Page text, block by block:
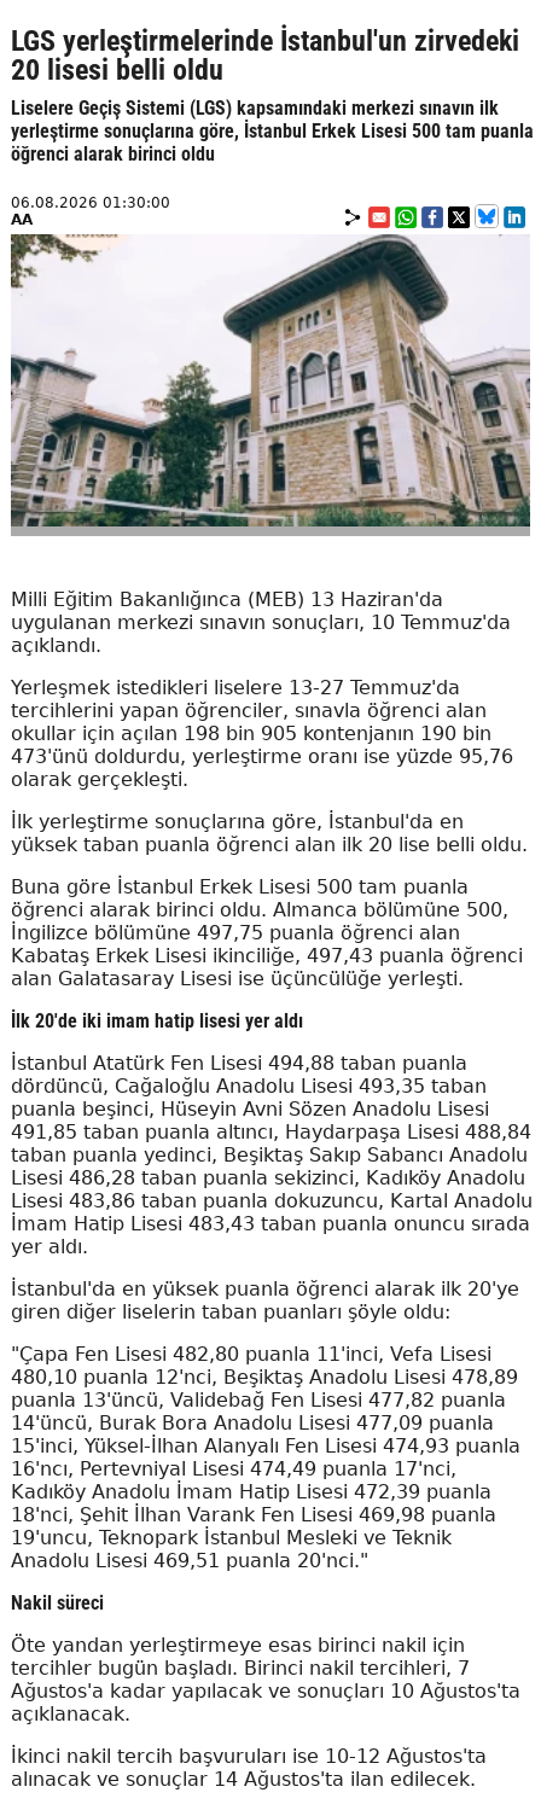
LGS yerleştirmelerinde İstanbul'un zirvedeki
20 lisesi belli oldu
Liselere Geçiş Sistemi (LGS) kapsamındaki merkezi sınavın ilk
yerleştirme sonuçlarına göre, İstanbul Erkek Lisesi 500 tam puanla
öğrenci alarak birinci oldu
06.08.2026 01:30:00
AA
Milli Eğitim Bakanlığınca (MEB) 13 Haziran'da
uygulanan merkezi sınavın sonuçları, 10 Temmuz'da
açıklandı.
Yerleşmek istedikleri liselere 13-27 Temmuz'da
tercihlerini yapan öğrenciler, sınavla öğrenci alan
okullar için açılan 198 bin 905 kontenjanın 190 bin
473'ünü doldurdu, yerleştirme oranı ise yüzde 95,76
olarak gerçekleşti.
İlk yerleştirme sonuçlarına göre, İstanbul'da en
yüksek taban puanla öğrenci alan ilk 20 lise belli oldu.
Buna göre İstanbul Erkek Lisesi 500 tam puanla
öğrenci alarak birinci oldu. Almanca bölümüne 500,
İngilizce bölümüne 497,75 puanla öğrenci alan
Kabataş Erkek Lisesi ikinciliğe, 497,43 puanla öğrenci
alan Galatasaray Lisesi ise üçüncülüğe yerleşti.
İlk 20'de iki imam hatip lisesi yer aldı
İstanbul Atatürk Fen Lisesi 494,88 taban puanla
dördüncü, Cağaloğlu Anadolu Lisesi 493,35 taban
puanla beşinci, Hüseyin Avni Sözen Anadolu Lisesi
491,85 taban puanla altıncı, Haydarpaşa Lisesi 488,84
taban puanla yedinci, Beşiktaş Sakıp Sabancı Anadolu
Lisesi 486,28 taban puanla sekizinci, Kadıköy Anadolu
Lisesi 483,86 taban puanla dokuzuncu, Kartal Anadolu
İmam Hatip Lisesi 483,43 taban puanla onuncu sırada
yer aldı.
İstanbul'da en yüksek puanla öğrenci alarak ilk 20'ye
giren diğer liselerin taban puanları şöyle oldu:
"Çapa Fen Lisesi 482,80 puanla 11'inci, Vefa Lisesi
480,10 puanla 12'nci, Beşiktaş Anadolu Lisesi 478,89
puanla 13'üncü, Validebağ Fen Lisesi 477,82 puanla
14'üncü, Burak Bora Anadolu Lisesi 477,09 puanla
15'inci, Yüksel-İlhan Alanyalı Fen Lisesi 474,93 puanla
16'ncı, Pertevniyal Lisesi 474,49 puanla 17'nci,
Kadıköy Anadolu İmam Hatip Lisesi 472,39 puanla
18'nci, Şehit İlhan Varank Fen Lisesi 469,98 puanla
19'uncu, Teknopark İstanbul Mesleki ve Teknik
Anadolu Lisesi 469,51 puanla 20'nci."
Nakil süreci
Öte yandan yerleştirmeye esas birinci nakil için
tercihler bugün başladı. Birinci nakil tercihleri, 7
Ağustos'a kadar yapılacak ve sonuçları 10 Ağustos'ta
açıklanacak.
İkinci nakil tercih başvuruları ise 10-12 Ağustos'ta
alınacak ve sonuçlar 14 Ağustos'ta ilan edilecek.